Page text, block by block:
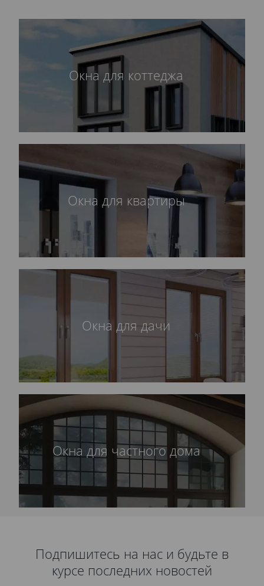
Окна для коттеджа
Окна для квартиры
Окна для дачи
Окна для частного дома
Подпишитесь на нас и будьте в
курсе последних новостей